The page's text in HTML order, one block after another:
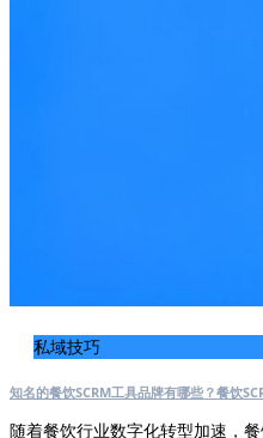
私域技巧
知名的餐饮SCRM工具品牌有哪些？餐饮
随着餐饮行业数字化转型加速，